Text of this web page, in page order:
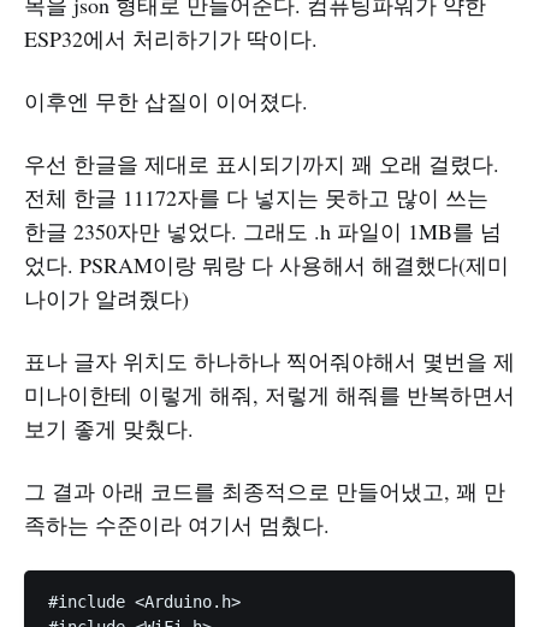
ESP32에서 처리하기가 딱이다.
이후엔 무한 삽질이 이어졌다.
우선 한글을 제대로 표시되기까지 꽤 오래 걸렸다.
전체 한글 11172자를 다 넣지는 못하고 많이 쓰는
한글 2350자만 넣었다. 그래도 .h 파일이 1MB를 넘
었다. PSRAM이랑 뭐랑 다 사용해서 해결했다(제미
나이가 알려줬다)
표나 글자 위치도 하나하나 찍어줘야해서 몇번을 제
미나이한테 이렇게 해줘, 저렇게 해줘를 반복하면서
보기 좋게 맞췄다.
그 결과 아래 코드를 최종적으로 만들어냈고, 꽤 만
족하는 수준이라 여기서 멈췄다.
#include <Arduino.h>